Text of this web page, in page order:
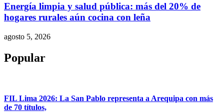
Energía limpia y salud pública: más del 20% de
hogares rurales aún cocina con leña
agosto 5, 2026
Popular
FIL Lima 2026: La San Pablo representa a Arequipa con más
de 70 títulos,